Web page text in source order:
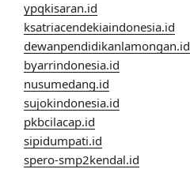
ypqkisaran.id
ksatriacendekiaindonesia.id
dewanpendidikanlamongan.id
byarrindonesia.id
nusumedang.id
sujokindonesia.id
pkbcilacap.id
sipidumpati.id
spero-smp2kendal.id